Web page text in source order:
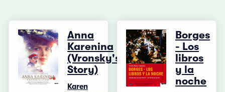
Anna
Karenina
(Vronsky's
Story)
Karen
Borges
- Los
libros
y la
noche